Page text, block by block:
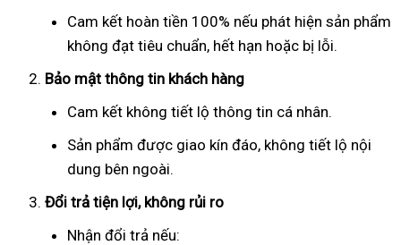
Cam kết hoàn tiền 100% nếu phát hiện sản phẩm
không đạt tiêu chuẩn, hết hạn hoặc bị lỗi.
Bảo mật thông tin khách hàng
Cam kết không tiết lộ thông tin cá nhân.
Sản phẩm được giao kín đáo, không tiết lộ nội
dung bên ngoài.
Đổi trả tiện lợi, không rủi ro
Nhận đổi trả nếu: